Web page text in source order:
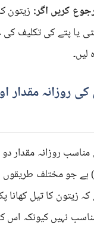
کریں اگر: زیتون
یا پتے کی تکلیف
روزانہ مقدار
روزانہ مقدار
لیٹر) ہے جو مختلف
زیتون کا تیل کھانا